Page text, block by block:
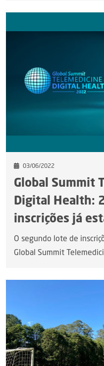
03/06/2022
Global Summit
Digital Health:
inscrições já
O segundo lote de
Global Summit